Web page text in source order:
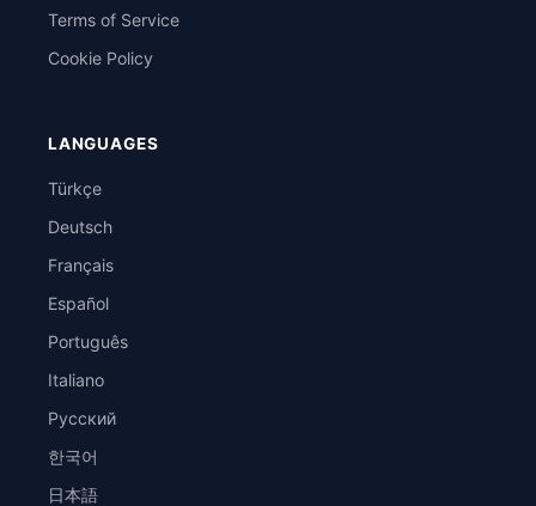
Terms of Service
Cookie Policy
LANGUAGES
Türkçe
Deutsch
Français
Español
Português
Italiano
Русский
한국어
日本語